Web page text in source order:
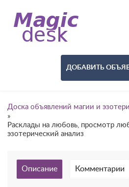
ДОБАВИТЬ
Доска объявлений магии и
»
Расклады на любовь, просмотр
эзотерический анализ
Описание Комментарии